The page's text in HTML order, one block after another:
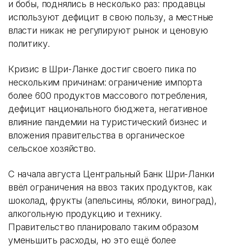
и бобы, поднялись в несколько раз: продавцы
используют дефицит в свою пользу, а местные
власти никак не регулируют рынок и ценовую
политику.
Кризис в Шри-Ланке достиг своего пика по
нескольким причинам: ограничение импорта
более 600 продуктов массового потребления,
дефицит национального бюджета, негативное
влияние пандемии на туристический бизнес и
вложения правительства в органическое
сельское хозяйство.
С начала августа Центральный Банк Шри-Ланки
ввёл ограничения на ввоз таких продуктов, как
шоколад, фрукты (апельсины, яблоки, виноград),
алкогольную продукцию и технику.
Правительство планировало таким образом
уменьшить расходы, но это ещё более